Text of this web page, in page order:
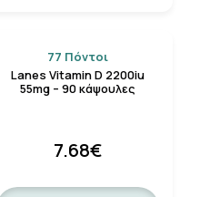
77 Πόντοι
Lanes Vitamin D 2200iu
55mg – 90 κάψουλες
7.68€